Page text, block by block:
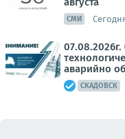
СМИ
07.08.2026г.
аварийно
СКАДОВСК